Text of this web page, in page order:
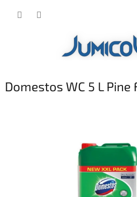
Domestos WC 5 L Pine